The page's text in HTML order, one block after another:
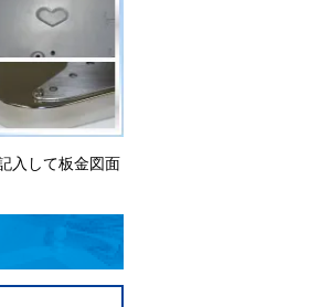
入して板金図面